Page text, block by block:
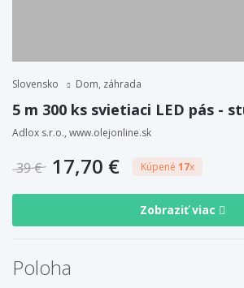
Slovensko Dom, záhrada
5 m 300 ks svietiaci LED pás -
Adlox s.r.o., www.olejonline.sk
39 € 17,70 € Kúpené 17x
Zobraziť viac
Poloha